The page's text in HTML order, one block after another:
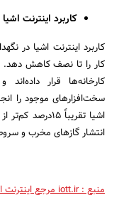
کاربرد اینترنت
کاربرد اینترنت اشیا در
سخت‌افزارهای موجود را
اشیا تقریباً
انتشار گازهای مخرب و
منبع : iott.ir مرجع اینترنت اشیا در ایران